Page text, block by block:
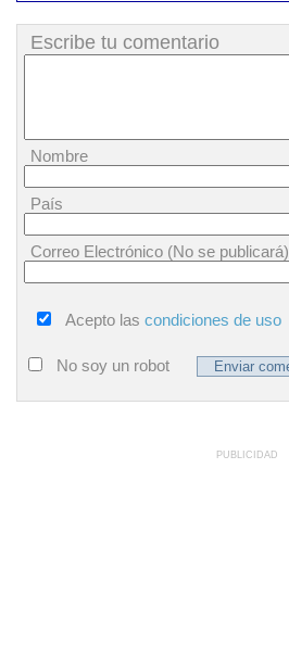
Escribe tu comentario
Nombre
País
Correo Electrónico (No se publicará)
Acepto las condiciones de uso
No soy un robot
PUBLICIDAD